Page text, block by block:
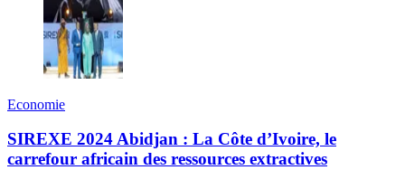
Economie
SIREXE 2024 Abidjan : La Côte d’Ivoire, le
carrefour africain des ressources extractives